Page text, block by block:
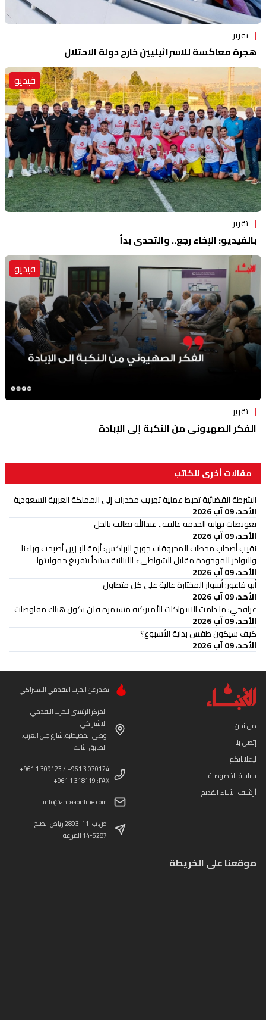
تقرير
هجرة معاكسة للاسرائيليين خارج دولة الاحتلال
فيديو
تقرير
بالفيديو: الإخاء رجع.. والتحدي بدأ
فيديو
تقرير
الفكر الصهيوني من النكبة إلى الإبادة
مقالات أخرى للكاتب
الشرطة القضائية تحبط عملية تهريب مخدرات إلى المملكة العربية السعودية
الأحد، 09 آب 2026
تعويضات نهاية الخدمة عالقة.. عبدالله يطالب بالحل
الأحد، 09 آب 2026
نقيب أصحاب محطات المحروقات جورج البراكس: أزمة البنزين أصبحت وراءنا
والبواخر الموجودة مقابل الشواطىء اللبنانية ستبدأ بتفريغ حمولاتها
الأحد، 09 آب 2026
أبو فاعور: أسوار المختارة عالية على كل متطاول
الأحد، 09 آب 2026
عراقجي: ما دامت الانتهاكات الأميركية مستمرة فلن تكون هناك مفاوضات
الأحد، 09 آب 2026
كيف سيكون طقس بداية الأسبوع؟
الأحد، 09 آب 2026
من نحن
إتصل بنا
لإعلاناتكم
سياسة الخصوصية
أرشيف الأنباء القديم
تصدر عن الحزب التقدمي الاشتراكي
المركز الرئيسي للحزب التقدمي
الاشتراكي
وطى المصيطبة، شارع جبل العرب،
الطابق الثالث
+961 1 309123 / +961 3 070124
+961 1 318119 :FAX
info@anbaaonline.com
ص.ب: 11-2893 رياض الصلح
14-5287 المزرعة
موقعنا على الخريطة